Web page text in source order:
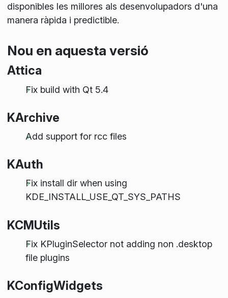
disponibles les millores als desenvolupadors d'una
manera ràpida i predictible.
Nou en aquesta versió
Attica
Fix build with Qt 5.4
KArchive
Add support for rcc files
KAuth
Fix install dir when using
KDE_INSTALL_USE_QT_SYS_PATHS
KCMUtils
Fix KPluginSelector not adding non .desktop
file plugins
KConfigWidgets